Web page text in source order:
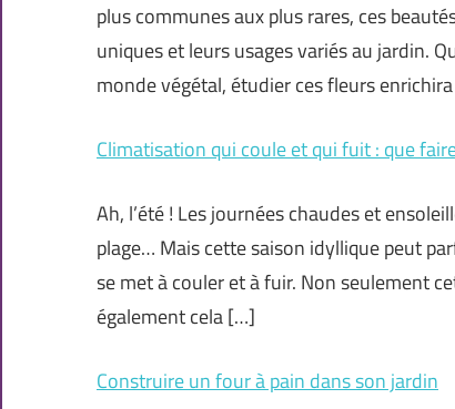
plus communes aux plus rares, ces
uniques et leurs usages variés au jardin.
monde végétal, étudier ces fleurs
Climatisation qui coule et qui fuit : que
Ah, l’été ! Les journées chaudes et
plage… Mais cette saison idyllique peut
se met à couler et à fuir. Non seulement
également cela […]
Construire un four à pain dans son jardin